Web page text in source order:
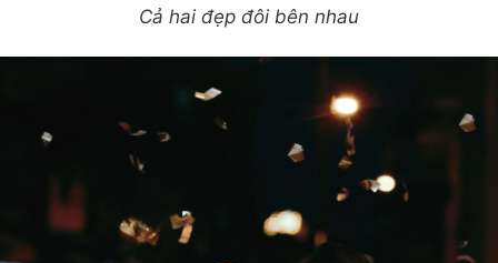
Cả hai đẹp đôi bên nhau